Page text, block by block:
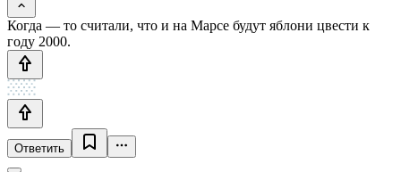
Когда — то считали, что и на Марсе будут яблони цвести к
году 2000.
Ответить